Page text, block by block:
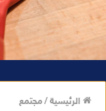
الرئيسية/مجتمع